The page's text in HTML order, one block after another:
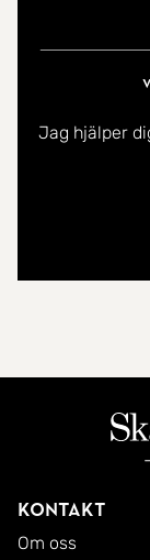
Jag hjälper
Kontakt
Om oss